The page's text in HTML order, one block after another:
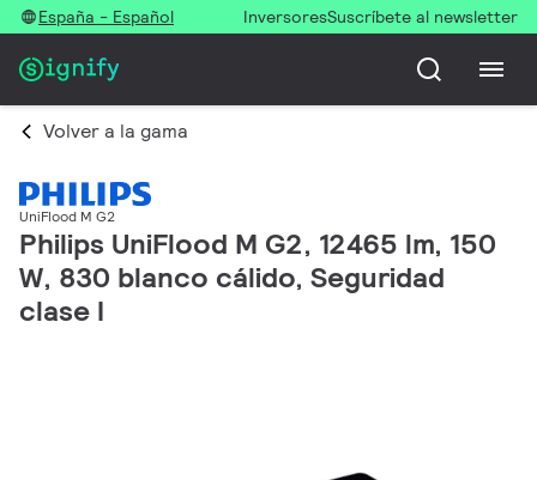
España - Español InversoresSuscríbete al newsletter
Volver a la gama
UniFlood M G2
Philips UniFlood M G2, 12465 lm, 150
W, 830 blanco cálido, Seguridad
clase I